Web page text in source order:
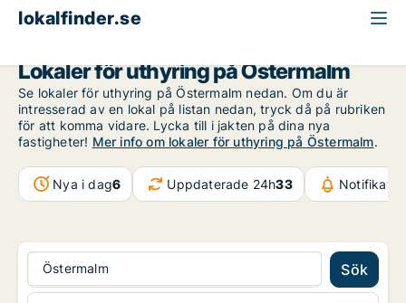
lokalfinder.se
Lokaler för uthyring på Östermalm
Se lokaler för uthyring på Östermalm nedan. Om du är
intresserad av en lokal på listan nedan, tryck då på rubriken
för att komma vidare. Lycka till i jakten på dina nya
fastigheter! Mer info om lokaler för uthyring på Östermalm.
Nya i dag6 Uppdaterade 24h33
Östermalm Sök